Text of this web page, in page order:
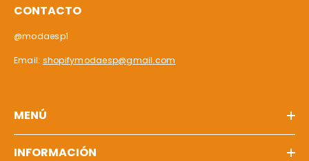
CONTACTO
@modaesp1
Email: shopifymodaesp@gmail.com
MENÚ
INFORMACIÓN